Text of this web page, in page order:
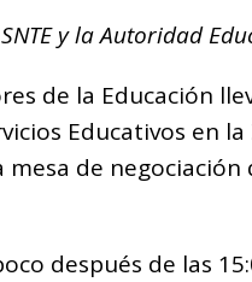
y la Autoridad
de la Educación
Educativos en
de negociación
después de las